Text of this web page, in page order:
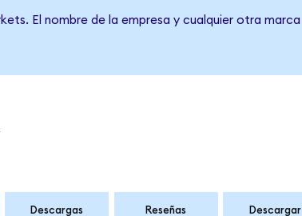
El nombre de la empresa y cualquier otra marca
Descargas Reseñas Descargar